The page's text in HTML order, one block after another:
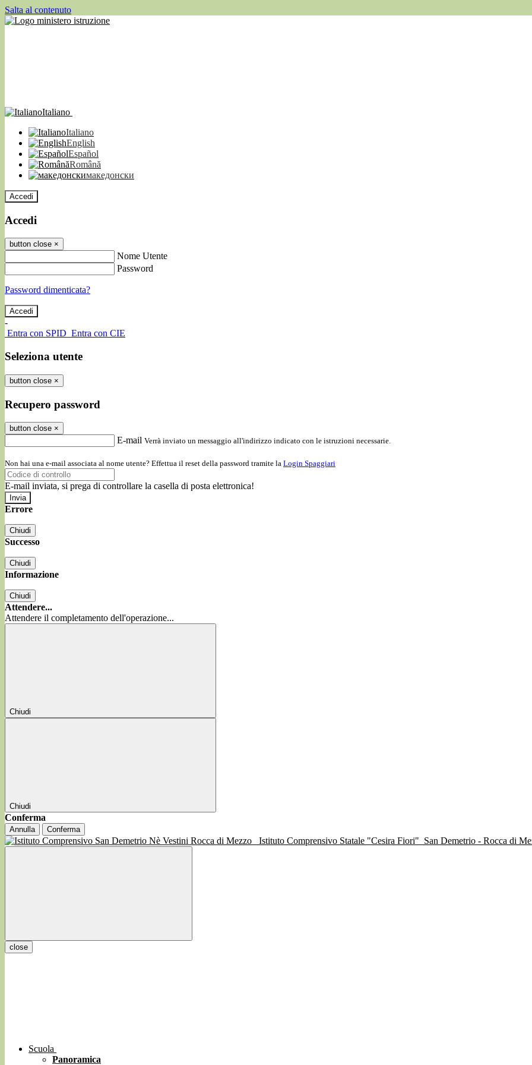
Salta al contenuto
Italiano
Italiano
English
Español
Română
македонски
Accedi
Accedi
button close ×
Nome Utente
Password
Password dimenticata?
-
Entra con SPID Entra con CIE
Seleziona utente
button close ×
Recupero password
button close ×
E-mail Verrà inviato un messaggio all'indirizzo indicato con le istruzioni necessarie.
Non hai una e-mail associata al nome utente? Effettua il reset della password tramite la Login Spaggiari
E-mail inviata, si prega di controllare la casella di posta elettronica!
Errore
Chiudi
Successo
Chiudi
Informazione
Chiudi
Attendere...
Attendere il completamento dell'operazione...
Chiudi
Chiudi
Conferma
Annulla Conferma
Istituto Comprensivo Statale "Cesira Fiori" San Demetrio - Rocca di
close
Scuola
Panoramica